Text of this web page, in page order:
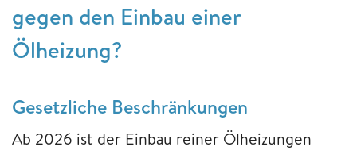
gegen den Einbau einer
Ölheizung?
Gesetzliche Beschränkungen
Ab 2026 ist der Einbau reiner Ölheizungen